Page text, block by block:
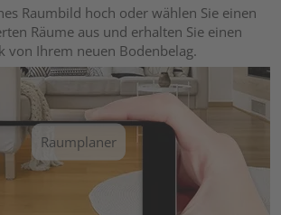
Raumbild hoch oder wählen Sie einen
Räume aus und erhalten Sie einen
von Ihrem neuen Bodenbelag.
Raumplaner